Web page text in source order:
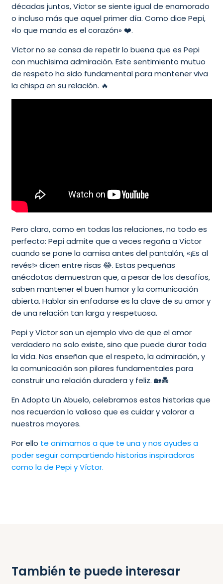
décadas juntos, Víctor se siente igual de enamorado
o incluso más que aquel primer día. Como dice Pepi,
«lo que manda es el corazón» ❤️.
Víctor no se cansa de repetir lo buena que es Pepi
con muchísima admiración. Este sentimiento mutuo
de respeto ha sido fundamental para mantener viva
la chispa en su relación. 🔥
Pero claro, como en todas las relaciones, no todo es
perfecto: Pepi admite que a veces regaña a Víctor
cuando se pone la camisa antes del pantalón, «¡Es al
revés!» dicen entre risas 😂. Estas pequeñas
anécdotas demuestran que, a pesar de los desafíos,
saben mantener el buen humor y la comunicación
abierta. Hablar sin enfadarse es la clave de su amor y
de una relación tan larga y respetuosa.
Pepi y Víctor son un ejemplo vivo de que el amor
verdadero no solo existe, sino que puede durar toda
la vida. Nos enseñan que el respeto, la admiración, y
la comunicación son pilares fundamentales para
construir una relación duradera y feliz. 🏡💑
En Adopta Un Abuelo, celebramos estas historias que
nos recuerdan lo valioso que es cuidar y valorar a
nuestros mayores.
Por ello te animamos a que te una y nos ayudes a
poder seguir compartiendo historias inspiradoras
como la de Pepi y Víctor.
También te puede interesar